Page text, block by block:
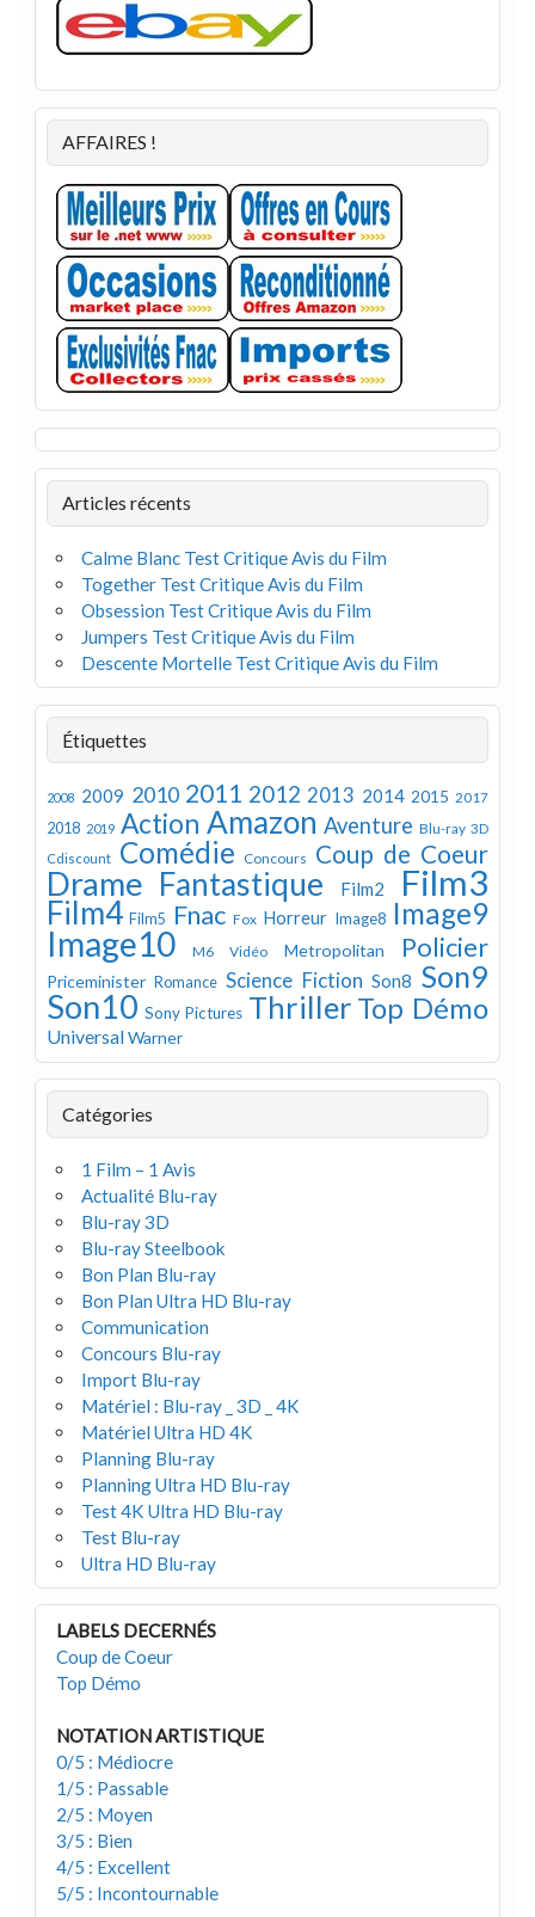
AFFAIRES !
Articles récents
Calme Blanc Test Critique Avis du Film
Together Test Critique Avis du Film
Obsession Test Critique Avis du Film
Jumpers Test Critique Avis du Film
Descente Mortelle Test Critique Avis du Film
Étiquettes
2008 2009 2010 2011 2012 2013 2014 2015 2017
2018 2019 Action Amazon Aventure Blu-ray 3D
Cdiscount Comédie Concours Coup de Coeur
Drame Fantastique Film2 Film3
Film4 Film5 Fnac Fox Horreur Image8 Image9
Image10 M6 Vidéo Metropolitan Policier
Priceminister Romance Science Fiction Son8 Son9
Son10 Sony Pictures Thriller Top Démo
UniversalWarner
Catégories
1 Film – 1 Avis
Actualité Blu-ray
Blu-ray 3D
Blu-ray Steelbook
Bon Plan Blu-ray
Bon Plan Ultra HD Blu-ray
Communication
Concours Blu-ray
Import Blu-ray
Matériel : Blu-ray _ 3D _ 4K
Matériel Ultra HD 4K
Planning Blu-ray
Planning Ultra HD Blu-ray
Test 4K Ultra HD Blu-ray
Test Blu-ray
Ultra HD Blu-ray
LABELS DECERNÉS
Coup de Coeur
Top Démo
NOTATION ARTISTIQUE
0/5 : Médiocre
1/5 : Passable
2/5 : Moyen
3/5 : Bien
4/5 : Excellent
5/5 : Incontournable